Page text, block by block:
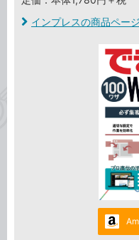
インプレスの商品ペー